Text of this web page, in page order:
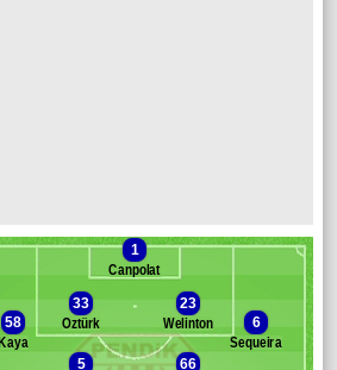
1
Canpolat
33
Öztürk
23
Welinton
58
Kaya
6
Sequeira
5
66